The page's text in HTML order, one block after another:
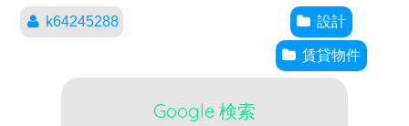
k64245288 設計
賃貸物件
Google 検索